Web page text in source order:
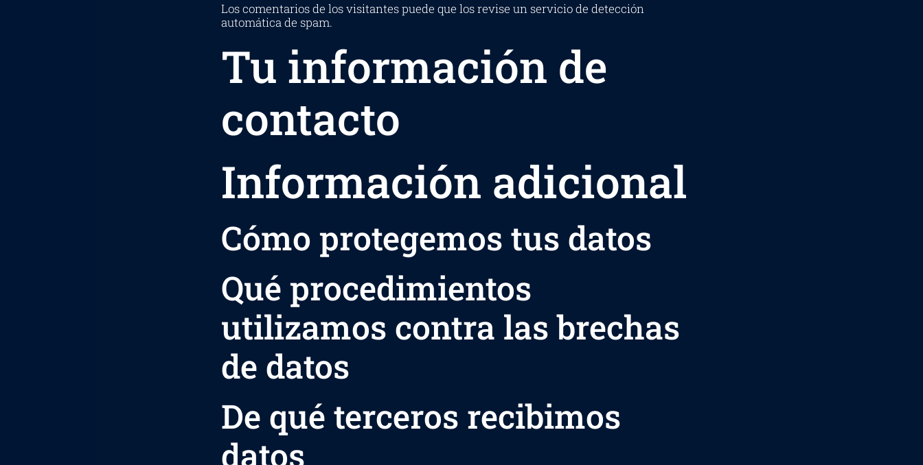
Los comentarios de los visitantes puede que los revise un servicio de detección
automática de spam.
Tu información de
contacto
Información adicional
Cómo protegemos tus datos
Qué procedimientos
utilizamos contra las brechas
de datos
De qué terceros recibimos
datos